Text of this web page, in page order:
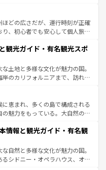
てほしい。 なお、新着の
一覧を参照してほしい。
る。また、優雅なアフタヌーン
たまらない英国パブ、サッカー観
きる体験も豊富。イギリスを旅
い。
ほどの広さだが、運行時刻が正確
、初心者でも安心して個人旅行
、スイスならではのユニークな
光だけでなく町歩きも満喫する
が高いため物価も高いが、旅行
ービスもあり、うまく活用すれ
観光ガイド・有名観光スポ
土地と多様な文化が魅力の国。
のカリフォルニアまで、訪れる
、ショッピング、エンターテイ
なスポットだ。一方、アメリカ
グランドキャニオンやイエロー
、音楽と美食が融合した独特の
リカの各地域で異なる魅力を楽
豊かな歴史を感じることができ
リップや列車の旅も、アメリカ
恵まれ、多くの島で構成される
魅力をもっている。大自然の神
、定番の観光地といえばオアフ
るならマウイ島やカウアイ島が
ーンに輝く海をはじめ、豊かな
。「アロハスピリット」と呼ば
情報と観光ガイド・有名観
自然と多様な文化が魅力の国。
シドニー・オペラハウス、オー